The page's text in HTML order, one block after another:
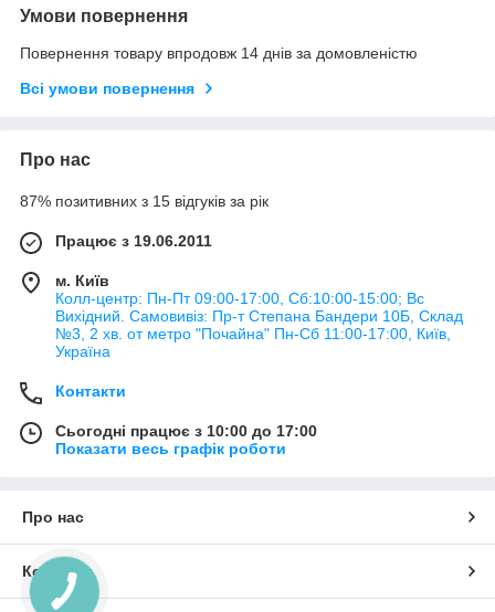
Умови повернення
Повернення товару впродовж 14 днів за домовленістю
Всі умови повернення
Про нас
87% позитивних з 15 відгуків за рік
Працює з 19.06.2011
м. Київ
Колл-центр: Пн-Пт 09:00-17:00, Сб:10:00-15:00; Вс
Вихідний. Самовивіз: Пр-т Степана Бандери 10Б, Склад
№3, 2 хв. от метро "Почайна" Пн-Cб 11:00-17:00, Київ,
Україна
Контакти
Сьогодні працює з 10:00 до 17:00
Показати весь графік роботи
Про нас
Контакти
КНОПКА
ЗВ'ЯЗКУ